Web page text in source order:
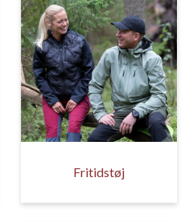
Fritidstøj